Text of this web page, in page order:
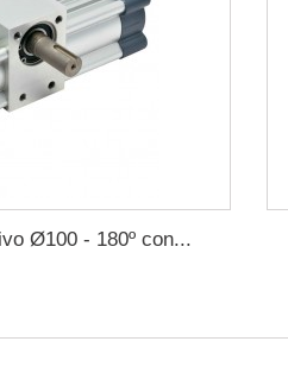
Ø100 - 180º con...